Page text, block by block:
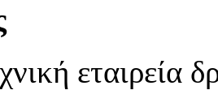
εταιρεία